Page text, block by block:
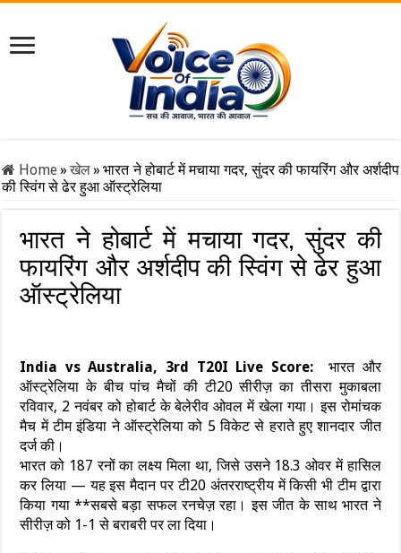
Home» खेल» भारत ने होबार्ट में मचाया गदर, सुंदर की फायरिंग और अर्शदीप
की स्विंग से ढेर हुआ ऑस्ट्रेलिया
भारत ने होबार्ट में मचाया गदर, सुंदर की
फायरिंग और अर्शदीप की स्विंग से ढेर हुआ
ऑस्ट्रेलिया
India vs Australia, 3rd T20I Live Score:भारत और
ऑस्ट्रेलिया के बीच पांच मैचों की टी20 सीरीज़ का तीसरा मुकाबला
रविवार, 2 नवंबर को होबार्ट के बेलेरीव ओवल में खेला गया। इस रोमांचक
मैच में टीम इंडिया ने ऑस्ट्रेलिया को 5 विकेट से हराते हुए शानदार जीत
दर्ज की।
भारत को 187 रनों का लक्ष्य मिला था, जिसे उसने 18.3 ओवर में हासिल
कर लिया — यह इस मैदान पर टी20 अंतरराष्ट्रीय में किसी भी टीम द्वारा
किया गया **सबसे बड़ा सफल रनचेज़ रहा। इस जीत के साथ भारत ने
सीरीज़ को 1-1 से बराबरी पर ला दिया।